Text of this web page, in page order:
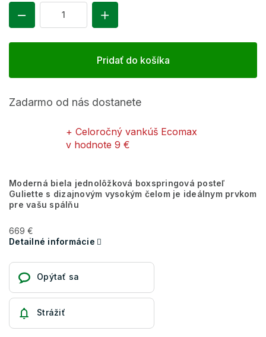
Pridať do košíka
Zadarmo od nás dostanete
+ Celoročný vankúš Ecomax
v hodnote 9 €
Moderná biela jednolôžková boxspringová posteľ
Guliette s dizajnovým vysokým čelom je ideálnym prvkom
pre vašu spálňu
669 €
Detailné informácie
Opýtať sa
Strážiť